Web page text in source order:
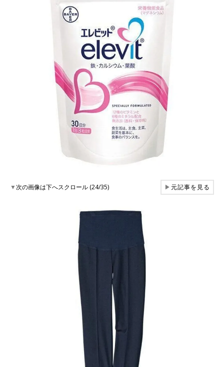
▼次の画像は下へスクロール (24/35) ▶元記事を見る